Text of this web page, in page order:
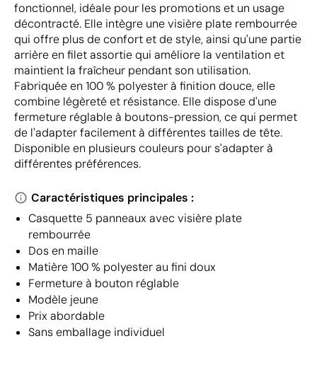
fonctionnel, idéale pour les promotions et un usage
décontracté. Elle intègre une visière plate rembourrée
qui offre plus de confort et de style, ainsi qu'une partie
arrière en filet assortie qui améliore la ventilation et
maintient la fraîcheur pendant son utilisation.
Fabriquée en 100 % polyester à finition douce, elle
combine légèreté et résistance. Elle dispose d'une
fermeture réglable à boutons-pression, ce qui permet
de l'adapter facilement à différentes tailles de tête.
Disponible en plusieurs couleurs pour s'adapter à
différentes préférences.
Caractéristiques principales :
Casquette 5 panneaux avec visière plate
rembourrée
Dos en maille
Matière 100 % polyester au fini doux
Fermeture à bouton réglable
Modèle jeune
Prix abordable
Sans emballage individuel